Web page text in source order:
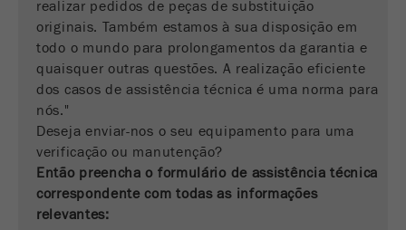
Ciclo de
vida cookie
Sessão
Nome
Fornecedor
Este cookie é o cookie de recurso do visitante.
Ele contém todos os recursos do visitante
Informações da visita atual, também
realizar pedidos de peças de substituição
originais. Também estamos à sua disposição em
todo o mundo para prolongamentos da garantia e
quaisquer outras questões. A realização eficiente
dos casos de assistência técnica é uma norma para
nós."
Deseja enviar-nos o seu equipamento para uma
verificação ou manutenção?
Então preencha o formulário de assistência técnica
correspondente com todas as informações
relevantes: